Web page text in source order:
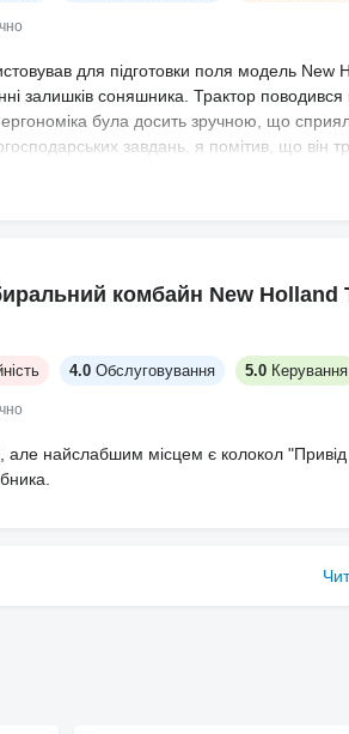
для підготовки поля модель New
залишків соняшника. Трактор поводився
була досить зручною, що
завдань, я помітив, що
експлуатаційні особливості
комбайн New Holland
4.0 Обслуговування 5.0 Керування
найслабшим місцем є колокол "Привід